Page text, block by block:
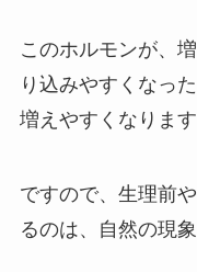
このホルモンが、
り込みやすくなっ
増えやすくなります
ですので、生理前
るのは、自然の現象